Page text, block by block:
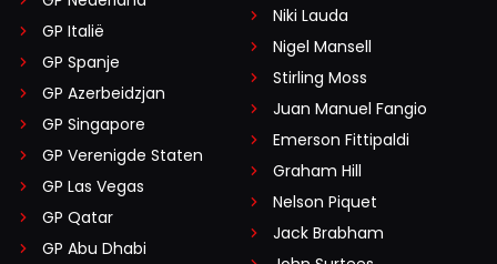
GP Italië
GP Spanje
GP Azerbeidzjan
GP Singapore
GP Verenigde Staten
GP Las Vegas
GP Qatar
GP Abu Dhabi
Niki Lauda
Nigel Mansell
Stirling Moss
Juan Manuel Fangio
Emerson Fittipaldi
Graham Hill
Nelson Piquet
Jack Brabham